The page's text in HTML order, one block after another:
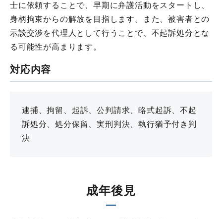
士に依頼することで、早期に弁護活動をスタートし、
身柄拘束からの解放を目指します。また、被害者との
示談交渉を代理人として行うことで、不起訴処分とな
る可能性が高まります。
対応内容
逮捕、拘留、起訴、公判請求、略式起訴、不起
訴処分、処分保留、実刑判決、執行猶予付き判
決
成年後見